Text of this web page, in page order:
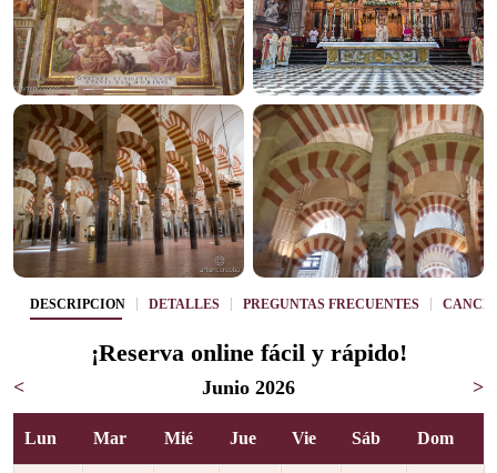
DESCRIPCIÓN DETALLES PREGUNTAS FRECUENTES
¡Reserva online fácil y rápido!
< Junio 2026 >
Lun Mar Mié Jue Vie Sáb Dom